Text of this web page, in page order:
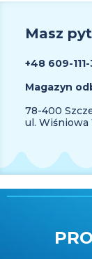
Masz
+48 609-
Magazyn
78-400
ul. Wiśniowa